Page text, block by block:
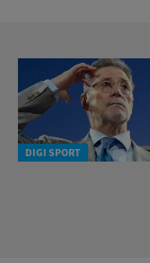
DIGI SPORT